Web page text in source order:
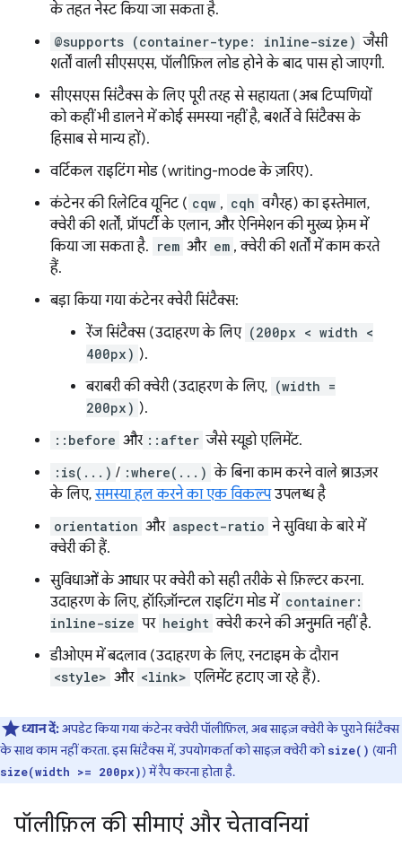
के तहत नेस्ट किया जा सकता है.
@supports (container-type: inline-size) जैसी
शर्तों वाली सीएसएस, पॉलीफ़िल लोड होने के बाद पास हो जाएगी.
सीएसएस सिंटैक्स के लिए पूरी तरह से सहायता (अब टिप्पणियों
को कहीं भी डालने में कोई समस्या नहीं है, बशर्ते वे सिंटैक्स के
हिसाब से मान्य हों).
वर्टिकल राइटिंग मोड (writing-mode के ज़रिए).
कंटेनर की रिलेटिव यूनिट ( cqw , cqh वगैरह) का इस्तेमाल,
क्वेरी की शर्तों, प्रॉपर्टी के एलान, और ऐनिमेशन की मुख्य फ़्रेम में
किया जा सकता है. rem और em , क्वेरी की शर्तों में काम करते
हैं.
बड़ा किया गया कंटेनर क्वेरी सिंटैक्स:
रेंज सिंटैक्स (उदाहरण के लिए (200px < width <
400px) ).
बराबरी की क्वेरी (उदाहरण के लिए, (width =
200px) ).
::before और ::after जैसे स्यूडो एलिमेंट.
:is(...) / :where(...) के बिना काम करने वाले ब्राउज़र
के लिए,समस्या हल करने का एक विकल्पउपलब्ध है
orientation और aspect-ratio ने सुविधा के बारे में
क्वेरी की हैं.
सुविधाओं के आधार पर क्वेरी को सही तरीके से फ़िल्टर करना.
उदाहरण के लिए, हॉरिज़ॉन्टल राइटिंग मोड में container:
inline-size पर height क्वेरी करने की अनुमति नहीं है.
डीओएम में बदलाव (उदाहरण के लिए, रनटाइम के दौरान
<style> और <link> एलिमेंट हटाए जा रहे हैं).
ध्यान दें:अपडेट किया गया कंटेनर क्वेरी पॉलीफ़िल, अब साइज़ क्वेरी के पुराने सिंटैक्स
के साथ काम नहीं करता. इस सिंटैक्स में, उपयोगकर्ता को साइज़ क्वेरी कोsize() (यानी
size(width >= 200px)) में रैप करना होता है.
पॉलीफ़िल की सीमाएं और चेतावनियां